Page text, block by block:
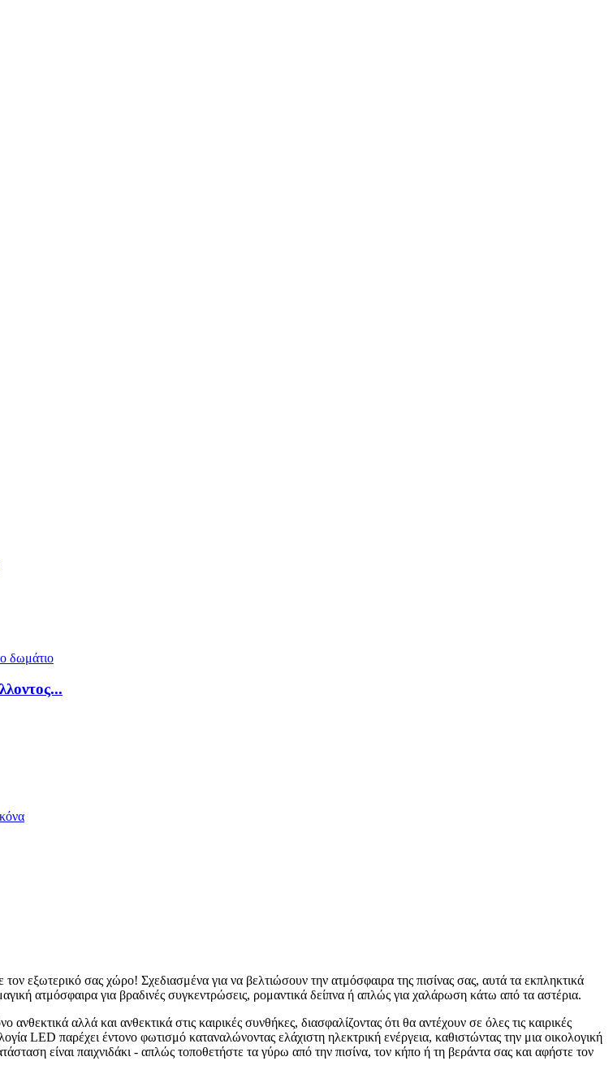
εξωτερικό σας χώρο! Σχεδιασμένα για να βελτιώσουν την ατμόσφαιρα της πισίνας σας, αυτά τα εκπληκτικά
ατμόσφαιρα για βραδινές συγκεντρώσεις, ρομαντικά δείπνα ή απλώς για χαλάρωση κάτω από τα αστέρια.
αλλά και ανθεκτικά στις καιρικές συνθήκες, διασφαλίζοντας ότι θα αντέχουν σε όλες τις καιρικές
LED παρέχει έντονο φωτισμό καταναλώνοντας ελάχιστη ηλεκτρική ενέργεια, καθιστώντας την μια οικολογική
είναι παιχνιδάκι - απλώς τοποθετήστε τα γύρω από την πισίνα, τον κήπο ή τη βεράντα σας και αφήστε τον